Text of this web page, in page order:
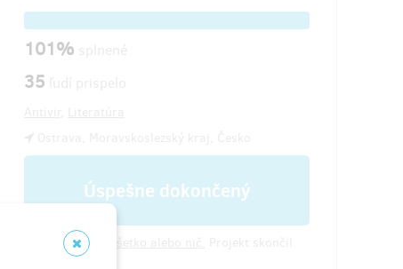
101%
35
Úspešne dokončený
All or nothing.
14:34 v {2}.